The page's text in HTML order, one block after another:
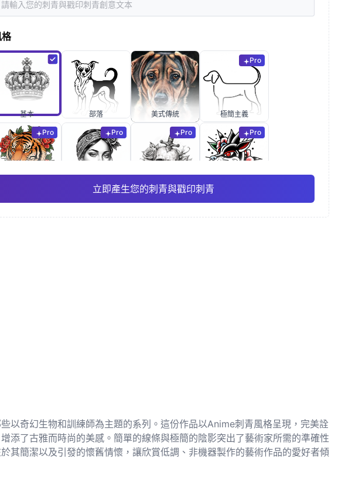
格
基本 部落 美式傳統
Pro
極簡主義
Pro
日式
Pro
水彩
Pro
精細線條
Pro
動漫
立即產生您的刺青與戳印刺青
以奇幻生物和訓練師為主題的系列。這份作品以Anime刺青風格呈現，完美詮
添了古雅而時尚的美感。簡單的線條與極簡的陰影突出了藝術家所需的準確性
其簡潔以及引發的懷舊情懷，讓欣賞低調、非機器製作的藝術作品的愛好者傾